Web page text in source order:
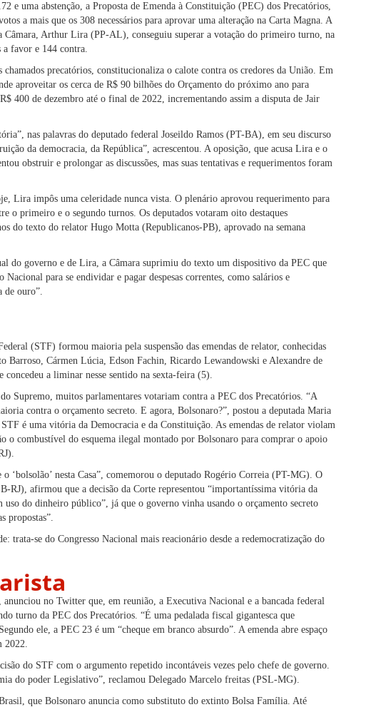
e uma abstenção, a Proposta de Emenda à Constituição (PEC) dos Precatórios,
a mais que os 308 necessários para aprovar uma alteração na Carta Magna. A
Câmara, Arthur Lira (PP-AL), conseguiu superar a votação do primeiro turno, na
a favor e 144 contra.
precatórios, constitucionaliza o calote contra os credores da União. Em
aproveitar os cerca de R$ 90 bilhões do Orçamento do próximo ano para
400 de dezembro até o final de 2022, incrementando assim a disputa de Jair
nas palavras do deputado federal Joseildo Ramos (PT-BA), em seu discurso
da democracia, da República”, acrescentou. A oposição, que acusa Lira e o
obstruir e prolongar as discussões, mas suas tentativas e requerimentos foram
Lira impôs uma celeridade nunca vista. O plenário aprovou requerimento para
o primeiro e o segundo turnos. Os deputados votaram oito destaques
do texto do relator Hugo Motta (Republicanos-PB), aprovado na semana
do governo e de Lira, a Câmara suprimiu do texto um dispositivo da PEC que
para se endividar e pagar despesas correntes, como salários e
de ouro”.
(STF) formou maioria pela suspensão das emendas de relator, conhecidas
Barroso, Cármen Lúcia, Edson Fachin, Ricardo Lewandowski e Alexandre de
a liminar nesse sentido na sexta-feira (5).
Supremo, muitos parlamentares votariam contra a PEC dos Precatórios. “A
contra o orçamento secreto. E agora, Bolsonaro?”, postou a deputada Maria
é uma vitória da Democracia e da Constituição. As emendas de relator violam
o combustível do esquema ilegal montado por Bolsonaro para comprar o apoio
‘bolsolão’ nesta Casa”, comemorou o deputado Rogério Correia (PT-MG). O
RJ), afirmou que a decisão da Corte representou “importantíssima vitória da
uso do dinheiro público”, já que o governo vinha usando o orçamento secreto
propostas”.
trata-se do Congresso Nacional mais reacionário desde a redemocratização do
no Twitter que, em reunião, a Executiva Nacional e a bancada federal
turno da PEC dos Precatórios. “É uma pedalada fiscal gigantesca que
ele, a PEC 23 é um “cheque em branco absurdo”. A emenda abre espaço
2022.
do STF com o argumento repetido incontáveis vezes pelo chefe de governo.
do poder Legislativo”, reclamou Delegado Marcelo freitas (PSL-MG).
que Bolsonaro anuncia como substituto do extinto Bolsa Família. Até